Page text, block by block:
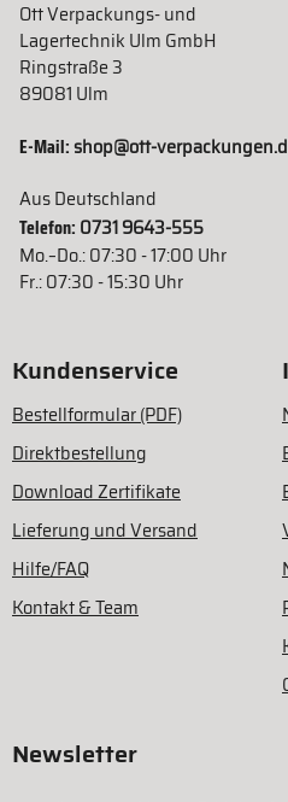
Ott Verpackungs- und
Lagertechnik Ulm GmbH
Ringstraße 3
89081 Ulm
E-Mail:shop@ott-
Aus Deutschland
Telefon: 0731 9643-555
Mo.–Do.: 07:30 - 17:00 Uhr
Fr.: 07:30 - 15:30 Uhr
Kundenservice
Bestellformular (PDF)
Direktbestellung
Download Zertifikate
Lieferung und Versand
Hilfe/FAQ
Kontakt & Team
Newsletter